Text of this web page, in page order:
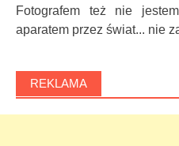
Fotografem też nie
aparatem przez świat... nie
REKLAMA